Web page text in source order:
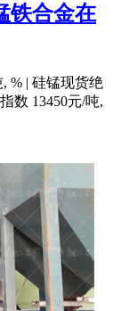
铁合金在
% | 硅锰现货绝
数 13450元/吨,